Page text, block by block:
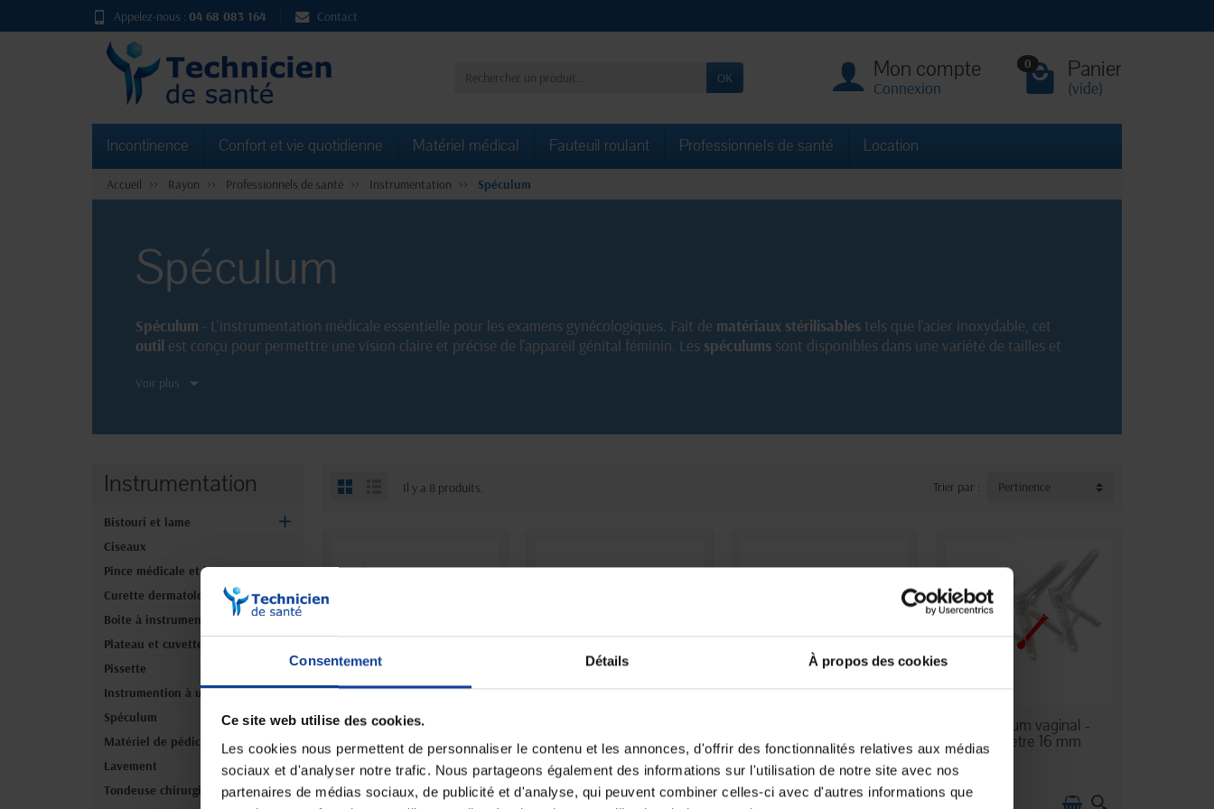
Consentement Détails À propos des cookies
Ce site web utilise des cookies.
Les cookies nous permettent de personnaliser le contenu et les annonces, d'offrir des fonctionnalités relatives aux médias
sociaux et d'analyser notre trafic. Nous partageons également des informations sur l'utilisation de notre site avec nos
partenaires de médias sociaux, de publicité et d'analyse, qui peuvent combiner celles-ci avec d'autres informations que
Appelez-nous : 04 68 083 164 Contact
OK Mon compte
Connexion
0 Panier
(vide)
Incontinence Confort et vie quotidienne Matériel médical Fauteuil roulant Professionnels de santé Location
Accueil Rayon Professionnels de santé Instrumentation Spéculum
Spéculum
Spéculum - L'instrumentation médicale essentielle pour les examens gynécologiques. Fait de matériaux stérilisables tels que l'acier inoxydable, cet
outil est conçu pour permettre une vision claire et précise de l'appareil génital féminin. Les spéculums sont disponibles dans une variété de tailles et
Voir plus
Instrumentation
Bistouri et lame
Ciseaux
Pince médicale et instrument
Curette dermatologique
Boite à instruments
Plateau et cuvette
Pissette
Instrumention à usage unique
Spéculum
Matériel de pédicure
Lavement
Tondeuse chirurgicale et rasoir
Il y a 8 produits. Trier par : Pertinence
EN STOCK
Spéculum nasal 10MM
9,50 € 12,70 €
mm
42,90 €
Spéculum vaginal -
Diamètre 16 mm
10,70 €